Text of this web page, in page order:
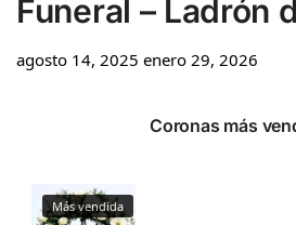
Funeral – Ladrón
agosto 14, 2025 enero 29, 2026
Coronas más
Más vendida